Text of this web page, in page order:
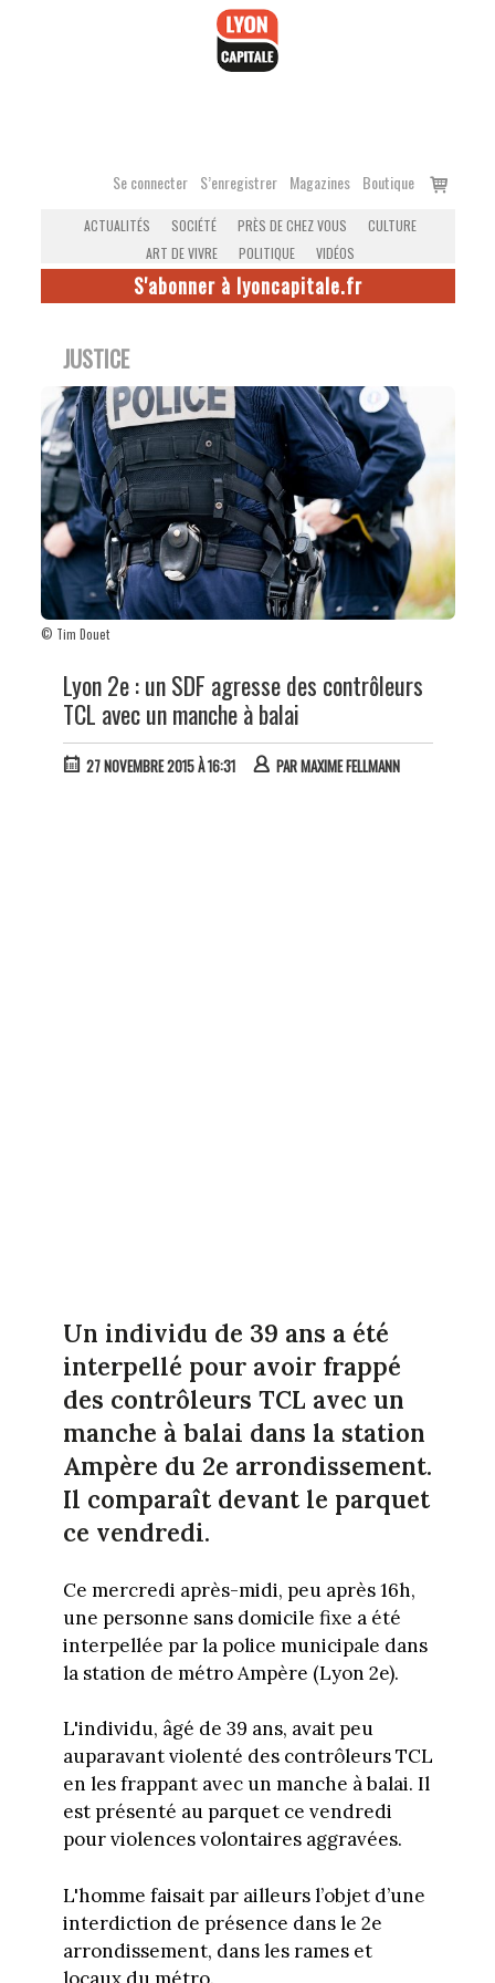
Se connecter S’enregistrer Magazines Boutique
Voir
ACTUALITÉS SOCIÉTÉ PRÈS DE CHEZ VOUS
CULTURE
ART DE VIVRE
POLITIQUE VIDÉOS
S'abonner à lyoncapitale.fr
JUSTICE
© Tim Douet
Lyon 2e : un SDF agresse des contrôleurs
TCL avec un manche à balai
27 NOVEMBRE 2015 À 16:31 PARMAXIME FELLMANN
Un individu de 39 ans a été
interpellé pour avoir frappé
des contrôleurs TCL avec un
manche à balai dans la station
Ampère du 2e arrondissement.
Il comparaît devant le parquet
ce vendredi.
Ce mercredi après-midi, peu après 16h,
une personne sans domicile fixe a été
interpellée par la police municipale dans
la station de métro Ampère (Lyon 2e).
L'individu, âgé de 39 ans, avait peu
auparavant violenté des contrôleurs TCL
en les frappant avec un manche à balai. Il
est présenté au parquet ce vendredi
pour violences volontaires aggravées.
L'homme faisait par ailleurs l’objet d’une
interdiction de présence dans le 2e
arrondissement, dans les rames et